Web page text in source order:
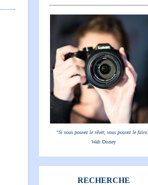
"Si vous pouvez le rêver, vous pouvez le faire.
Walt Disney
RECHERCHE